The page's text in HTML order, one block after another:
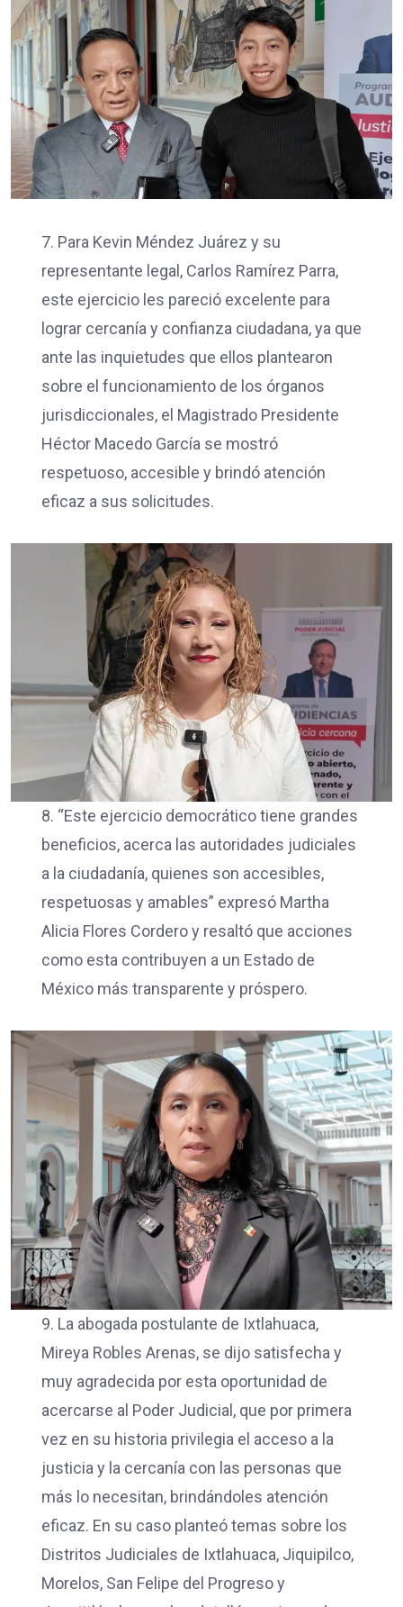
7. Para Kevin Méndez Juárez y su
representante legal, Carlos Ramírez Parra,
este ejercicio les pareció excelente para
lograr cercanía y confianza ciudadana, ya que
ante las inquietudes que ellos plantearon
sobre el funcionamiento de los órganos
jurisdiccionales, el Magistrado Presidente
Héctor Macedo García se mostró
respetuoso, accesible y brindó atención
eficaz a sus solicitudes.
8. “Este ejercicio democrático tiene grandes
beneficios, acerca las autoridades judiciales
a la ciudadanía, quienes son accesibles,
respetuosas y amables” expresó Martha
Alicia Flores Cordero y resaltó que acciones
como esta contribuyen a un Estado de
México más transparente y próspero.
9. La abogada postulante de Ixtlahuaca,
Mireya Robles Arenas, se dijo satisfecha y
muy agradecida por esta oportunidad de
acercarse al Poder Judicial, que por primera
vez en su historia privilegia el acceso a la
justicia y la cercanía con las personas que
más lo necesitan, brindándoles atención
eficaz. En su caso planteó temas sobre los
Distritos Judiciales de Ixtlahuaca, Jiquipilco,
Morelos, San Felipe del Progreso y